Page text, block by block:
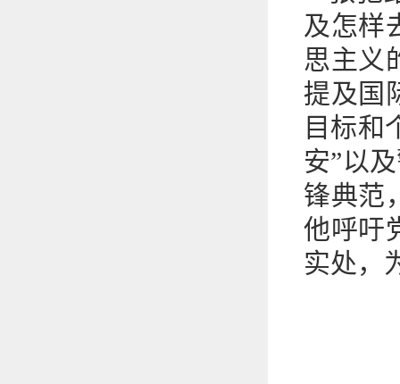
及怎样
思主义
提及国
目标和
安”以
锋典范
他呼吁
实处，